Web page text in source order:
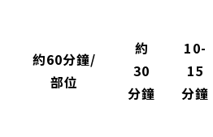
約60分鐘/
部位
約
30
分鐘
10-
15
分鐘